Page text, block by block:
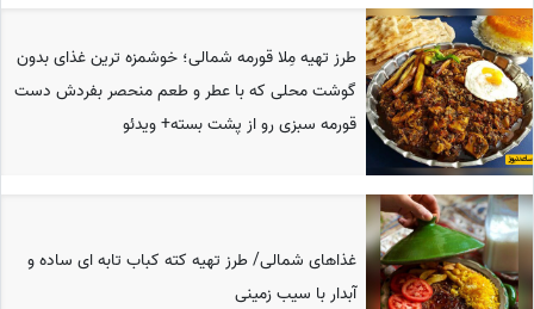
طرز تهیه مِلا قورمه شمالی؛ خوشمزه ترین غذای بدون
گوشت محلی که با عطر و طعم منحصر بفردش دست
قورمه سبزی رو از پشت بسته+ ویدئو
غذاهای شمالی/ طرز تهیه کته کباب تابه ای ساده و
آبدار با سیب زمینی